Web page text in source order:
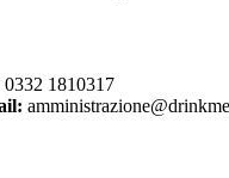
0332 1810317